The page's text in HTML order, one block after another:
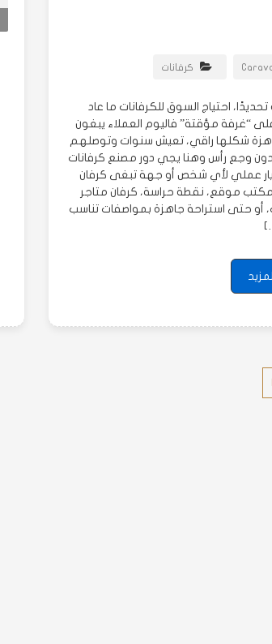
كرفانات
احتياج السوق للكرفانات ما عاد
“غرفة مؤقتة” فاليوم العملاء يبغون
شكلها راقي، تعيش سنوات وتوصلهم
وجع رأس وهنا يجي دور مصنع كرفانات
عملي لأي شخص أو جهة تبغى كرفان
موقع، نقطة حراسة، كرفان متاجر
أو حتى استراحة جاهزة بمواصفات تناسب